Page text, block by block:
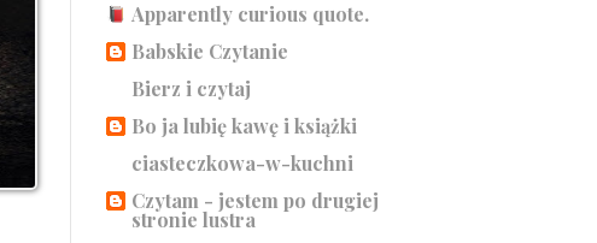
Apparently curious quote.
Babskie Czytanie
Bierz i czytaj
Bo ja lubię kawę i książki
ciasteczkowa-w-kuchni
Czytam - jestem po drugiej
stronie lustra